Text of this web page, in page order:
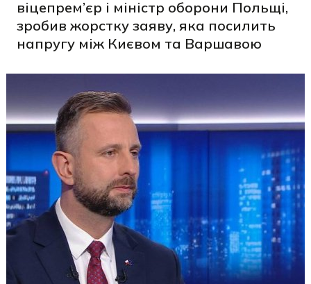
віцепрем’єр і міністр оборони Польщі,
зробив жорстку заяву, яка посилить
напругу між Києвом та Варшавою